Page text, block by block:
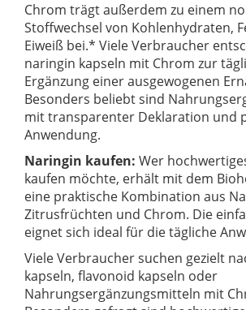
Chrom trägt außerdem zu einem
Stoffwechsel von Kohlenhydraten,
Eiweiß bei.* Viele Verbraucher
naringin kapseln mit Chrom zur
Ergänzung einer ausgewogenen
Besonders beliebt sind
mit transparenter Deklaration und
Anwendung.
Naringin kaufen: Wer
kaufen möchte, erhält mit dem
eine praktische Kombination aus
Zitrusfrüchten und Chrom. Die
eignet sich ideal für die tägliche
Viele Verbraucher suchen gezielt
kapseln, flavonoid kapseln oder
Nahrungsergänzungsmitteln mit